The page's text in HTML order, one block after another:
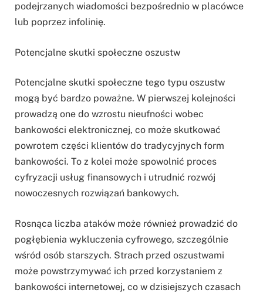
podejrzanych wiadomości bezpośrednio w placówce
lub poprzez infolinię.
Potencjalne skutki społeczne oszustw
Potencjalne skutki społeczne tego typu oszustw
mogą być bardzo poważne. W pierwszej kolejności
prowadzą one do wzrostu nieufności wobec
bankowości elektronicznej, co może skutkować
powrotem części klientów do tradycyjnych form
bankowości. To z kolei może spowolnić proces
cyfryzacji usług finansowych i utrudnić rozwój
nowoczesnych rozwiązań bankowych.
Rosnąca liczba ataków może również prowadzić do
pogłębienia wykluczenia cyfrowego, szczególnie
wśród osób starszych. Strach przed oszustwami
może powstrzymywać ich przed korzystaniem z
bankowości internetowej, co w dzisiejszych czasach